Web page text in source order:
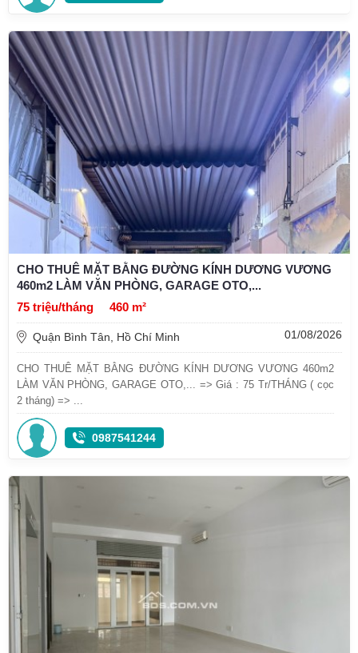
CHO THUÊ MẶT BẰNG ĐƯỜNG KÍNH DƯƠNG VƯƠNG
460m2 LÀM VĂN PHÒNG, GARAGE OTO,...
75 triệu/tháng
460 m²
Quận Bình Tân, Hồ Chí Minh 01/08/2026
CHO THUÊ MẶT BẰNG ĐƯỜNG KÍNH DƯƠNG VƯƠNG 460m2
LÀM VĂN PHÒNG, GARAGE OTO,... => Giá : 75 Tr/THÁNG ( cọc
2 tháng) => ...
0987541244